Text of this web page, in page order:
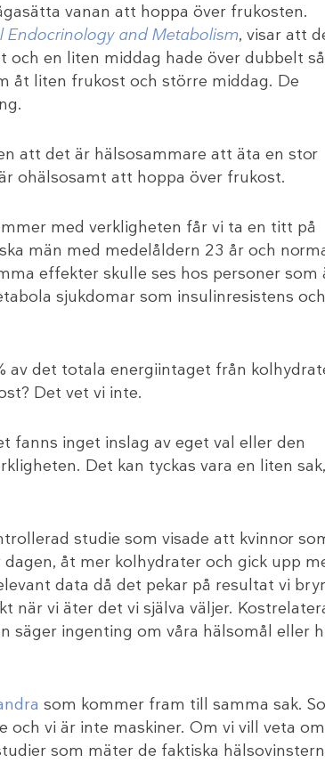
vanan att hoppa över frukosten.
Endocrinology and Metabolism, visar att
en liten middag hade över dubbelt så
åt liten frukost och större middag. De
att det är hälsosammare att äta en stor
ohälsosamt att hoppa över frukost.
med verkligheten får vi ta en titt på
män med medelåldern 23 år och
effekter skulle ses hos personer som
sjukdomar som insulinresistens
av det totala energiintaget från
Det vet vi inte.
fanns inget inslag av eget val eller den
Det kan tyckas vara en liten sak,
studie som visade att kvinnor
åt mer kolhydrater och gick upp
data då det pekar på resultat vi
när vi äter det vi själva väljer.
säger ingenting om våra hälsomål eller
som kommer fram till samma sak.
och vi är inte maskiner. Om vi vill veta om
som mäter de faktiska